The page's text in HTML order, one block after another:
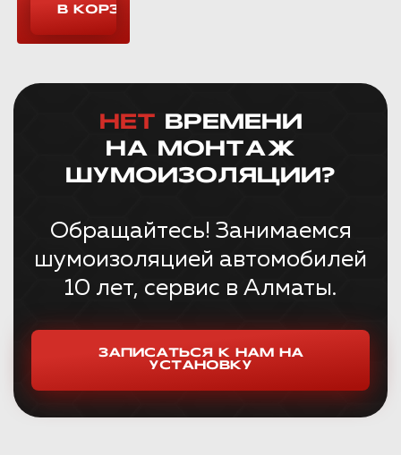
НЕТ ВРЕМЕНИ
НА МОНТАЖ
ШУМОИЗОЛЯЦИИ?
Обращайтесь! Занимаемся
шумоизоляцией автомобилей
10 лет, сервис в Алматы.
ЗАПИСАТЬСЯ К НАМ НА
УСТАНОВКУ